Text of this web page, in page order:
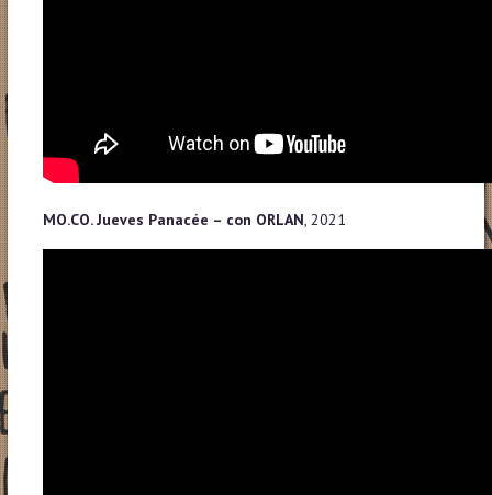
MO.CO. Jueves Panacée – con ORLAN, 2021